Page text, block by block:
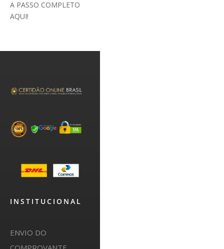
A PASSO COMPLETO
AQUI!
INSTITUCIONAL
ENVIO DO